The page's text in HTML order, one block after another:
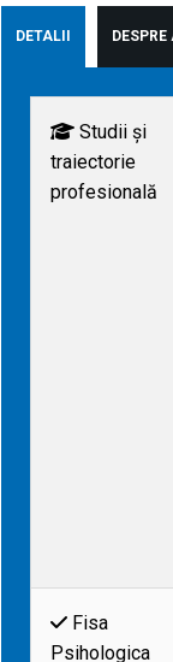
DETALII
Studii și
traiectorie
profesională
Fisa
Psihologica